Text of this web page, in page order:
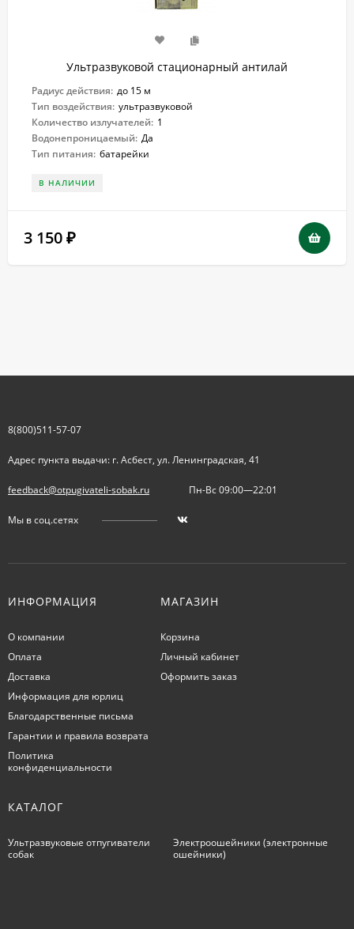
Ультразвуковой стационарный антилай
Радиус действия: до 15 м
Тип воздействия: ультразвуковой
Количество излучателей: 1
Водонепроницаемый: Да
Тип питания: батарейки
В НАЛИЧИИ
3 150 ₽
8(800)511-57-07
Адрес пункта выдачи: г. Асбест, ул. Ленинградская, 41
feedback@otpugivateli-sobak.ru Пн-Вс 09:00—22:01
Мы в соц.сетях
ИНФОРМАЦИЯ
О компании
Оплата
Доставка
Информация для юрлиц
Благодарственные письма
Гарантии и правила возврата
Политика
конфиденциальности
МАГАЗИН
Корзина
Личный кабинет
Оформить заказ
КАТАЛОГ
Ультразвуковые отпугиватели
собак
Электроошейники (электронные
ошейники)